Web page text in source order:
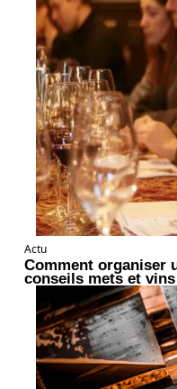
Actu
Comment organiser
conseils mets et vins